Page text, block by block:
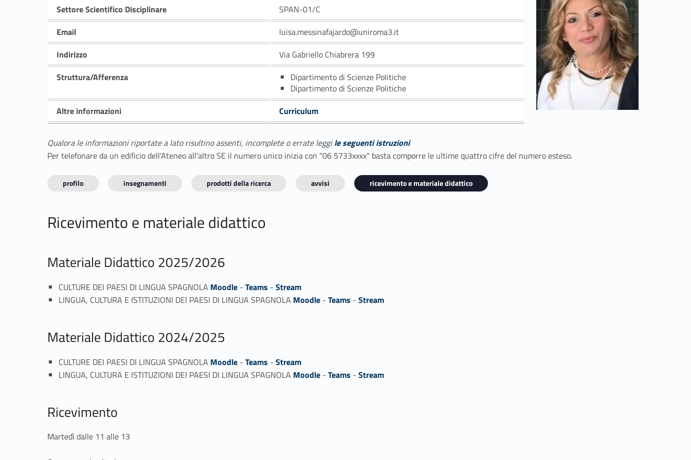
Settore Scientifico Disciplinare
SPAN-01/C
Email
luisa.messinafajardo@uniroma3.it
Indirizzo
Via Gabriello Chiabrera 199
Struttura/Afferenza
Dipartimento di Scienze Politiche
Dipartimento di Scienze Politiche
Altre informazioni
Curriculum
Qualora le informazioni riportate a lato risultino assenti, incomplete o errate leggile seguenti istruzioni
Per telefonare da un edificio dell'Ateneo all'altro SE il numero unico inizia con "06 5733xxxx" basta comporre le ultime quattro cifre del numero esteso.
profilo insegnamenti prodotti della ricerca avvisi ricevimento e materiale didattico
Ricevimento e materiale didattico
Materiale Didattico 2025/2026
CULTURE DEI PAESI DI LINGUA SPAGNOLA Moodle -Teams -Stream
LINGUA, CULTURA E ISTITUZIONI DEI PAESI DI LINGUA SPAGNOLA Moodle -Teams -Stream
Materiale Didattico 2024/2025
CULTURE DEI PAESI DI LINGUA SPAGNOLA Moodle -Teams -Stream
LINGUA, CULTURA E ISTITUZIONI DEI PAESI DI LINGUA SPAGNOLA Moodle -Teams -Stream
Ricevimento
Martedì dalle 11 alle 13